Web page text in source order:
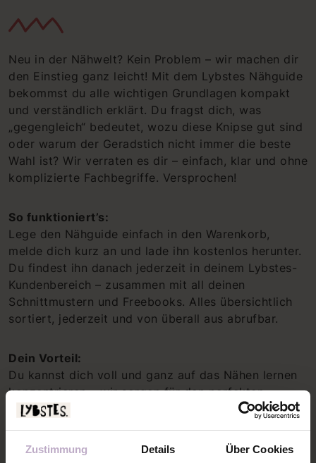
Zustimmung Details Über Cookies
Neu in der Nähwelt? Kein Problem – wir machen dir
den Einstieg ganz leicht! Mit dem Lybstes Nähguide
bekommst du alle wichtigen Grundlagen kompakt
und verständlich erklärt. Du fragst dich, was
„gegengleich“ bedeutet, wozu diese Knipse gut sind
oder warum der Geradstich nicht immer die beste
Wahl ist? Wir verraten es dir – einfach, klar und ohne
komplizierte Fachbegriffe. Versprochen!
So funktioniert’s:
Lege den Nähguide einfach in den Warenkorb,
melde dich kurz an und lade ihn kostenlos herunter.
Du findest ihn danach jederzeit in deinem Lybstes-
Kundenbereich – zusammen mit all deinen
Schnittmustern und Freebooks. Alles übersichtlich
sortiert, jederzeit und von überall aus abrufbar.
Dein Vorteil:
Du kannst dich voll und ganz auf das Nähen lernen
konzentrieren – wir sorgen für den perfekten
Überblick!